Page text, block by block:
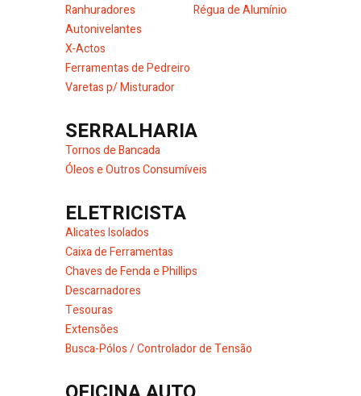
Ranhuradores
Régua de Alumínio
Autonivelantes
X-Actos
Ferramentas de Pedreiro
Varetas p/ Misturador
SERRALHARIA
Tornos de Bancada
Óleos e Outros Consumíveis
ELETRICISTA
Alicates Isolados
Caixa de Ferramentas
Chaves de Fenda e Phillips
Descarnadores
Tesouras
Extensões
Busca-Pólos / Controlador de Tensão